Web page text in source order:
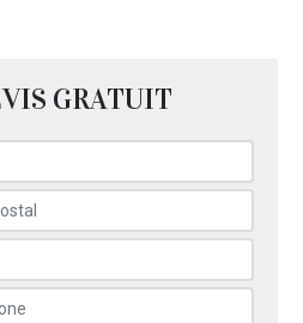
GRATUIT